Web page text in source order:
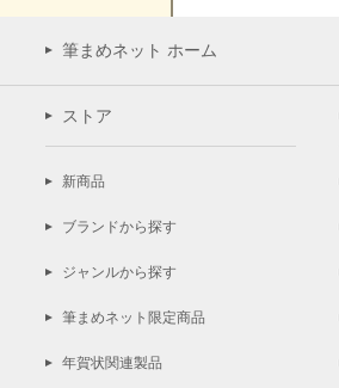
筆まめネット ホーム
ストア
新商品
ブランドから探す
ジャンルから探す
筆まめネット限定商品
年賀状関連製品